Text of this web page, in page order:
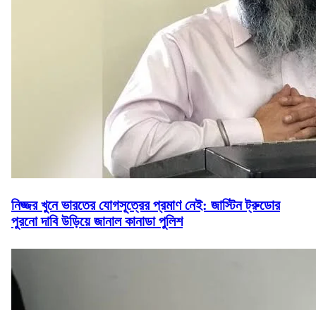
নিজ্জর খুনে ভারতের যোগসূত্রের প্রমাণ নেই: জাস্টিন ট্রুডোর
পুরনো দাবি উড়িয়ে জানাল কানাডা পুলিশ